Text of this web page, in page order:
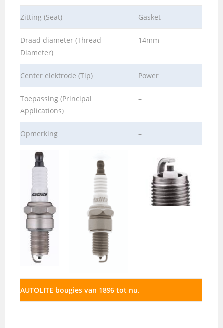
Zitting (Seat) Gasket
Draad diameter (Thread
Diameter)
14mm
Center elektrode (Tip) Power
Toepassing (Principal
Applications)
–
Opmerking –
AUTOLITE bougies van 1896 tot nu.